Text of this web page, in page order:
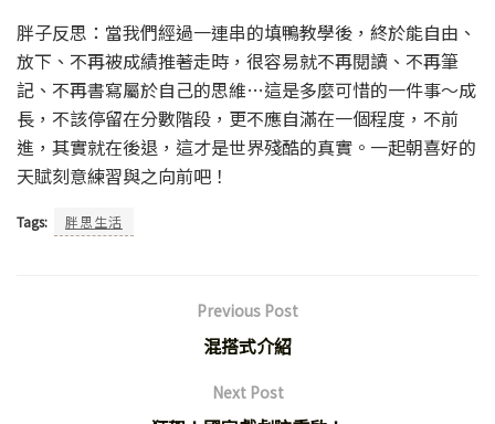
胖子反思：當我們經過一連串的填鴨教學後，終於能自由、
放下、不再被成績推著走時，很容易就不再閱讀、不再筆
記、不再書寫屬於自己的思維…這是多麼可惜的一件事～成
長，不該停留在分數階段，更不應自滿在一個程度，不前
進，其實就在後退，這才是世界殘酷的真實。一起朝喜好的
天賦刻意練習與之向前吧！
Tags: 胖思生活
Previous Post
混搭式介紹
Next Post